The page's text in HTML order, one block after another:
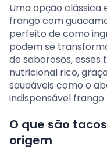
Uma opção clássica
frango com
perfeito de como
podem se
de saborosos,
nutricional rico,
saudáveis como o
indispensável
O que são
origem